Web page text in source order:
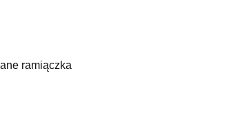
ramiączka